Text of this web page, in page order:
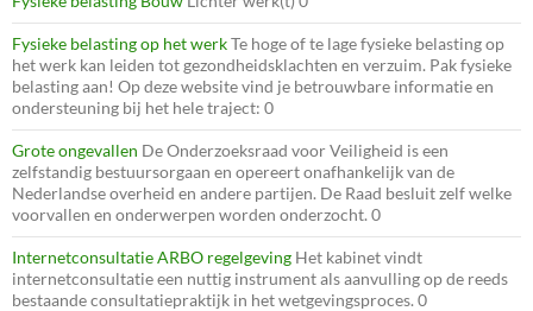
Fysieke belasting op het werkTe hoge of te lage fysieke belasting op
het werk kan leiden tot gezondheidsklachten en verzuim. Pak fysieke
belasting aan! Op deze website vind je betrouwbare informatie en
ondersteuning bij het hele traject: 0
Grote ongevallen De Onderzoeksraad voor Veiligheid is een
zelfstandig bestuursorgaan en opereert onafhankelijk van de
Nederlandse overheid en andere partijen. De Raad besluit zelf welke
voorvallen en onderwerpen worden onderzocht. 0
Internetconsultatie ARBO regelgeving Het kabinet vindt
internetconsultatie een nuttig instrument als aanvulling op de reeds
bestaande consultatiepraktijk in het wetgevingsproces. 0